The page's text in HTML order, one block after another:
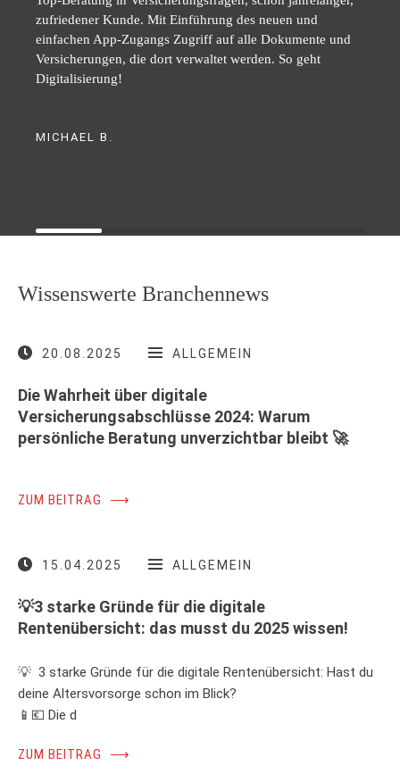
zufriedener Kunde. Mit Einführung des neuen und
einfachen App-Zugangs Zugriff auf alle Dokumente und
Versicherungen, die dort verwaltet werden. So geht
Digitalisierung!
MICHAEL B.
Wissenswerte Branchennews
20.08.2025 ALLGEMEIN
Die Wahrheit über digitale
Versicherungsabschlüsse 2024: Warum
persönliche Beratung unverzichtbar bleibt 🚀
ZUM BEITRAG ⟶
15.04.2025 ALLGEMEIN
💡3 starke Gründe für die digitale
Rentenübersicht: das musst du 2025 wissen!
💡 3 starke Gründe für die digitale Rentenübersicht: Hast du
deine Altersvorsorge schon im Blick?
📱💶 Die d
ZUM BEITRAG ⟶